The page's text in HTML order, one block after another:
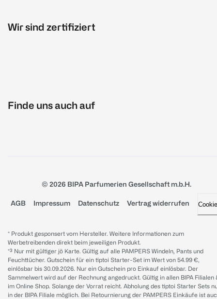
Wir sind zertifiziert
Finde uns auch auf
© 2026 BIPA Parfumerien Gesellschaft m.b.H.
AGB Impressum Datenschutz Vertrag widerrufen
* Produkt gesponsert vom Hersteller. Weitere Informationen zum
Werbetreibenden direkt beim jeweiligen Produkt.
*³ Nur mit gültiger jö Karte. Gültig auf alle PAMPERS Windeln, Pants und
Feuchttücher. Gutschein für ein tiptoi Starter-Set im Wert von 54.99 €,
einlösbar bis 30.09.2026. Nur ein Gutschein pro Einkauf einlösbar. Der
Sammelwert wird auf der Rechnung angedruckt. Gültig in allen BIPA Filialen
im Online Shop. Solange der Vorrat reicht. Abholung des tiptoi Starter Sets
in der BIPA Filiale möglich. Bei Retournierung der PAMPERS Einkäufe ist